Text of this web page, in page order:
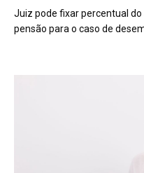
Juiz pode fixar percentual
pensão para o caso de